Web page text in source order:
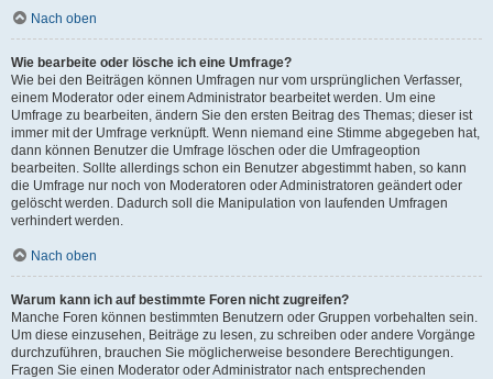
Nach oben
Wie bearbeite oder lösche ich eine Umfrage?
Wie bei den Beiträgen können Umfragen nur vom ursprünglichen Verfasser,
einem Moderator oder einem Administrator bearbeitet werden. Um eine
Umfrage zu bearbeiten, ändern Sie den ersten Beitrag des Themas; dieser ist
immer mit der Umfrage verknüpft. Wenn niemand eine Stimme abgegeben hat,
dann können Benutzer die Umfrage löschen oder die Umfrageoption
bearbeiten. Sollte allerdings schon ein Benutzer abgestimmt haben, so kann
die Umfrage nur noch von Moderatoren oder Administratoren geändert oder
gelöscht werden. Dadurch soll die Manipulation von laufenden Umfragen
verhindert werden.
Nach oben
Warum kann ich auf bestimmte Foren nicht zugreifen?
Manche Foren können bestimmten Benutzern oder Gruppen vorbehalten sein.
Um diese einzusehen, Beiträge zu lesen, zu schreiben oder andere Vorgänge
durchzuführen, brauchen Sie möglicherweise besondere Berechtigungen.
Fragen Sie einen Moderator oder Administrator nach entsprechenden